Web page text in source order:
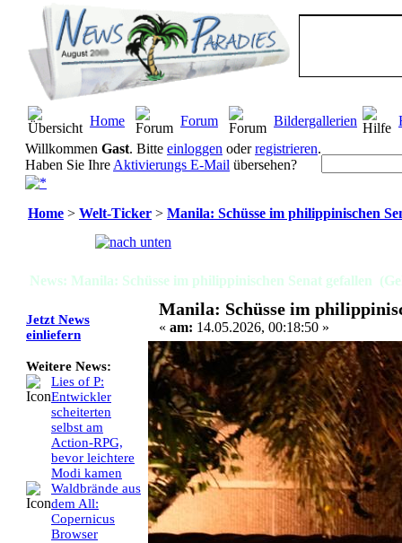
Home Forum Bildergallerien
Willkommen Gast. Bitte einloggen oderregistrieren.
Haben Sie Ihre Aktivierungs E-Mail übersehen?
Home > Welt-Ticker > Manila: Schüsse im philippinischen
News: Manila: Schüsse im philippinischen Senat gefallen
Jetzt News
einliefern
Weitere News:
Lies of P:
Entwickler
scheiterten
selbst am
Action-RPG,
bevor leichtere
Modi kamen
Waldbrände aus
dem All:
Copernicus
Browser
Manila: Schüsse im
« am: 14.05.2026, 00:18:50 »